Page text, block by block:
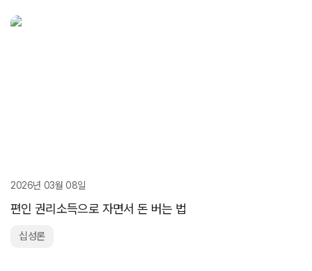
2026년 03월 08일
편인 권리소득으로 자면서 돈 버는 법
십성론